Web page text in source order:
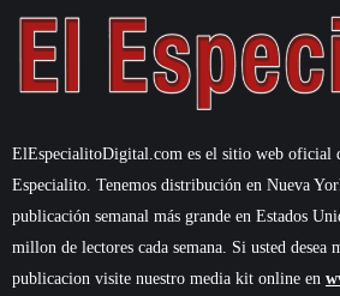
ElEspecialitoDigital.com es el sitio web oficial
Especialito. Tenemos distribución en Nueva
publicación semanal más grande en Estados
millon de lectores cada semana. Si usted desea
publicacion visite nuestro media kit online en